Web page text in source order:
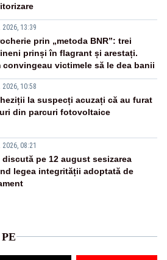
2026, 13:39
prin „metoda BNR”: trei
prinși în flagrant și arestați.
convingeau victimele să le dea banii
2026, 10:58
la suspecți acuzați că au furat
din parcuri fotovoltaice
08:21
discută pe 12 august sesizarea
legea integrității adoptată de